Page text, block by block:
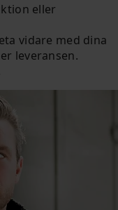
eller
vidare med dina
leveransen.